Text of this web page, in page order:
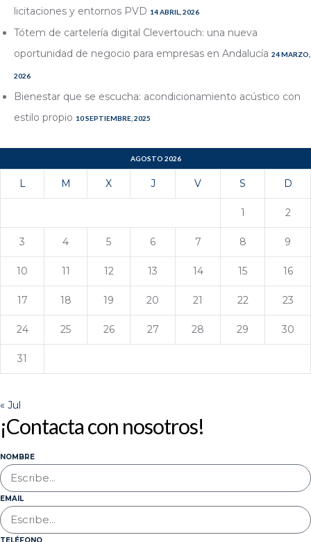
licitaciones y entornos PVD 14 ABRIL, 2026
Tótem de cartelería digital Clevertouch: una nueva
oportunidad de negocio para empresas en Andalucía 24 MARZO,
2026
Bienestar que se escucha: acondicionamiento acústico con
estilo propio 10 SEPTIEMBRE, 2025
AGOSTO 2026
L M X J V S D
1 2
3 4 5 6 7 8 9
10 11 12 13 14 15 16
17 18 19 20 21 22 23
24 25 26 27 28 29 30
31
« Jul
¡Contacta con nosotros!
NOMBRE
EMAIL
TELÉFONO